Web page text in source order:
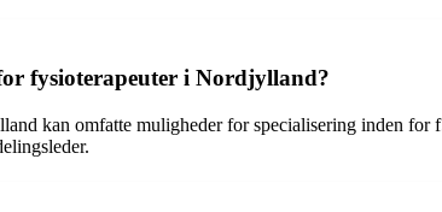
fysioterapeuter i Nordjylland?
kan omfatte muligheder for specialisering inden